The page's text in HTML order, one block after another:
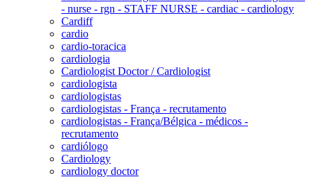
- nurse - rgn - STAFF NURSE - cardiac - cardiology
Cardiff
cardio
cardio-toracica
cardiologia
Cardiologist Doctor / Cardiologist
cardiologista
cardiologistas
cardiologistas - França - recrutamento
cardiologistas - França/Bélgica - médicos -
recrutamento
cardiólogo
Cardiology
cardiology doctor